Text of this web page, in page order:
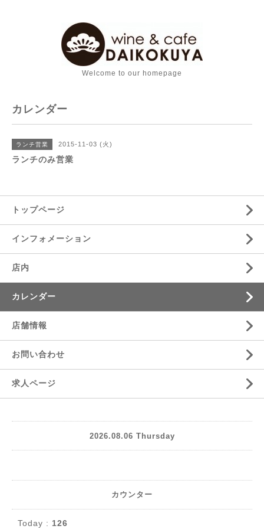
Welcome to our homepage
カレンダー
ランチ営業 2015-11-03 (火)
ランチのみ営業
トップページ
インフォメーション
店内
カレンダー
店舗情報
お問い合わせ
求人ページ
2026.08.06 Thursday
カウンター
Today : 126